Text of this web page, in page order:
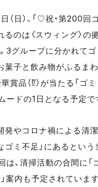
（日）、「♡祝・第200回
のは〈スウィング〉の
3グループに分かれて
菓子と飲み物がふるま
賞品（⁉）が当たる「ゴ
ードの1日となる予定で
発やコロナ禍による清
ゴミ不足」にあるという
は、清掃活動の合間に「
案内も予定されています